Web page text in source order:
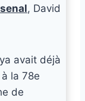
, David
avait déjà
la 78e
de